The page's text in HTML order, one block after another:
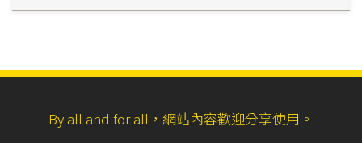
By all and for all，網站內容歡迎分享使用。